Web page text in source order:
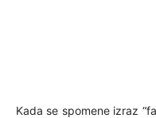
Kada se spomene izraz